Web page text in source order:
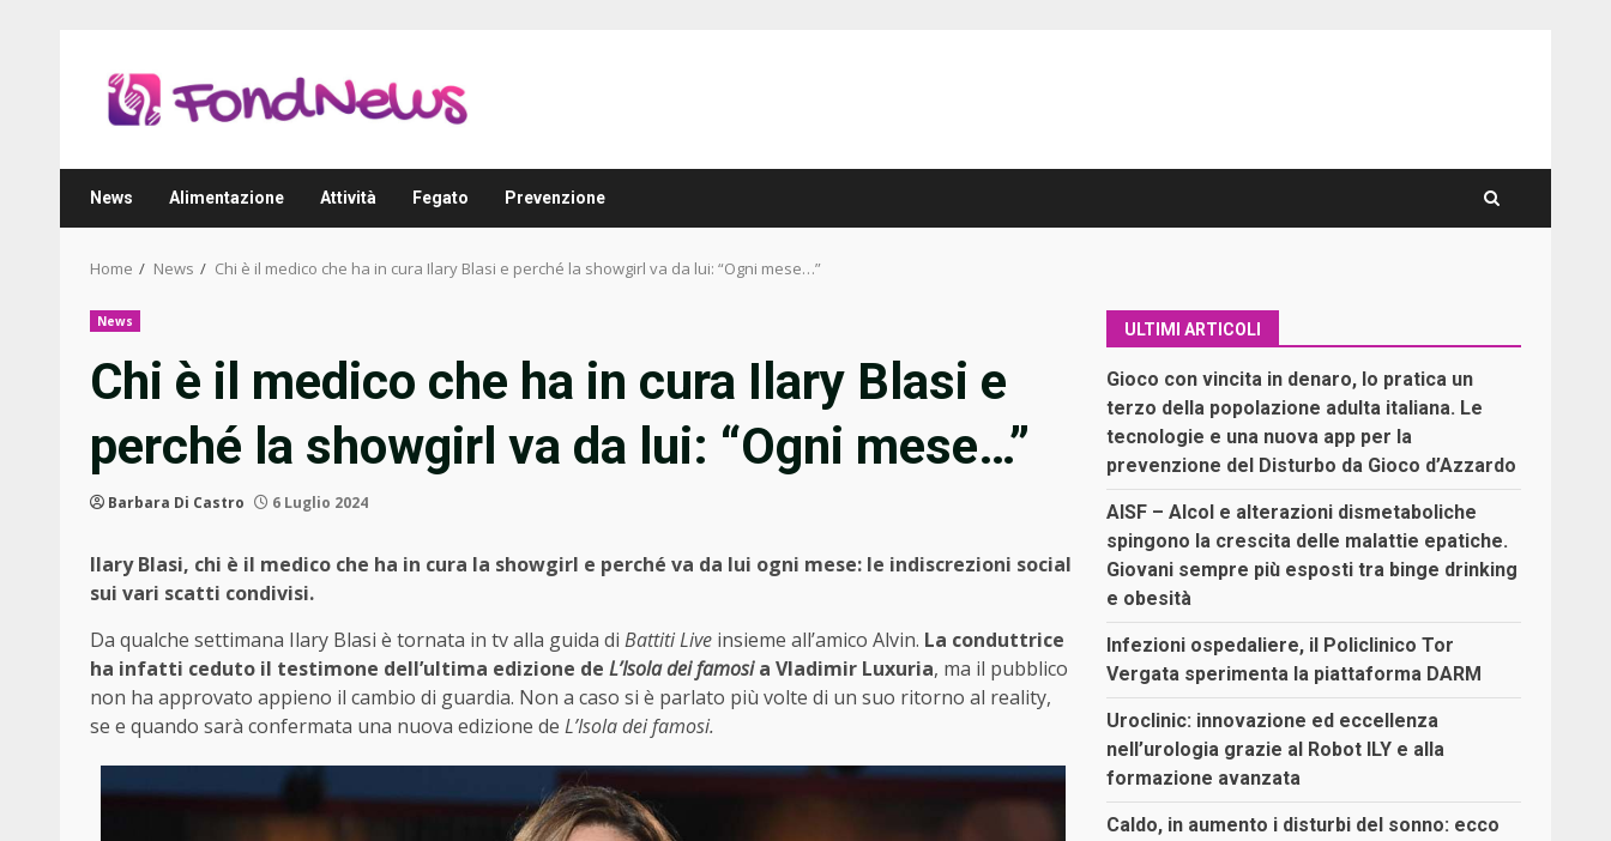
content
News Alimentazione Attività Fegato Prevenzione
Home News Chi è il medico che ha in cura Ilary Blasi e perché la showgirl va da lui: “Ogni mese…”
News
Chi è il medico che ha in cura Ilary Blasi e
perché la showgirl va da lui: “Ogni mese…”
Barbara Di Castro 6 Luglio 2024
Ilary Blasi, chi è il medico che ha in cura la showgirl e perché va da lui ogni mese: le indiscrezioni social
sui vari scatti condivisi.
Da qualche settimana Ilary Blasi è tornata in tv alla guida di Battiti Live insieme all’amico Alvin. La conduttrice
ha infatti ceduto il testimone dell’ultima edizione de L’Isola dei famosia Vladimir Luxuria, ma il pubblico
non ha approvato appieno il cambio di guardia. Non a caso si è parlato più volte di un suo ritorno al reality,
se e quando sarà confermata una nuova edizione de L’Isola dei famosi.
ULTIMI ARTICOLI
Gioco con vincita in denaro, lo pratica un
terzo della popolazione adulta italiana. Le
tecnologie e una nuova app per la
prevenzione del Disturbo da Gioco d’Azzardo
AISF – Alcol e alterazioni dismetaboliche
spingono la crescita delle malattie epatiche.
Giovani sempre più esposti tra binge drinking
e obesità
Infezioni ospedaliere, il Policlinico Tor
Vergata sperimenta la piattaforma DARM
Uroclinic: innovazione ed eccellenza
nell’urologia grazie al Robot ILY e alla
formazione avanzata
Caldo, in aumento i disturbi del sonno: ecco